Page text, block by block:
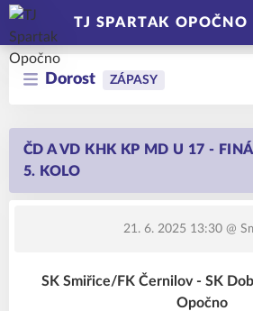
TJ SPARTAK OPOČNO
Dorost ZÁPASY
ČD A VD KHK KP MD U 17 -
5. KOLO
21. 6. 2025 13:30@
SK Smiřice/FK Černilov - SK
Opočno